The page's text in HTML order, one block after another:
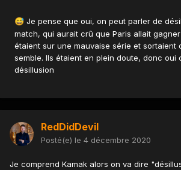
😅Je pense que oui, on peut parler de
match, qui aurait crû que Paris allait
étaient sur une mauvaise série et sortaient
semble. Ils étaient en plein doute, donc oui
désillusion
RedDidDevil
Posté(e) le 4 décembre 2020
Je comprend Kamak alors on va dire